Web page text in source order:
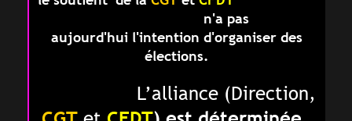
n'a pas
aujourd'hui l'intention d'organiser des
élections.
L’alliance (Direction,